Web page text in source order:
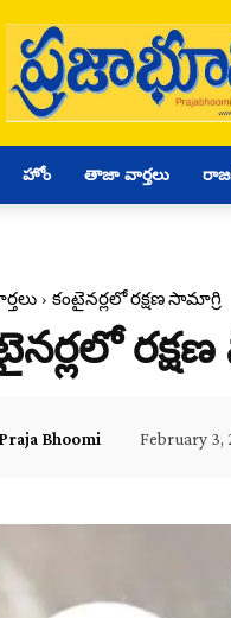
హోం తాజా వార్తలు
కంటైనర్లలో రక్షణ సామాగ్రి
Praja Bhoomi February 3,